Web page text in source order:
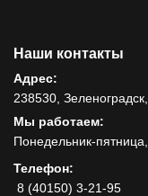
Наши контакты
Адрес:
238530,
Мы работаем:
Понедельник-
Телефон:
8 (40150) 3-21-95